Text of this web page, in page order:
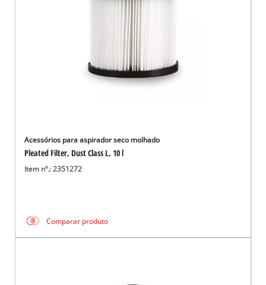
Acessórios para aspirador seco molhado
Pleated Filter, Dust Class L, 10 l
Item nº.: 2351272
Comparar produto